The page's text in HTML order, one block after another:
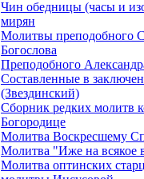
Чин обедницы (часы и
мирян
Молитвы преподобного
Богослова
Преподобного
Составленные в
(Звездинский)
Сборник редких молитв
Богородице
Молитва Воскресшему
Молитва "Иже на всякое
Молитва оптинских